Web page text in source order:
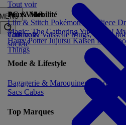
MENU
Tout voir
Jeux Vidéo
Tout voir
Cuisine & VaisselleMugs, tasses,
société
Mode & Lifestyle
Bagagerie & Maroquinerie
Porte-
Sacs Cabas
Top Marques
PC & Mobilité
Tout voir
Lilo & Stitch Pokémon One Piece
Magic: The GatheringYu-Gi-Oh!
Harry PotterJujutsu Kaisen
Things